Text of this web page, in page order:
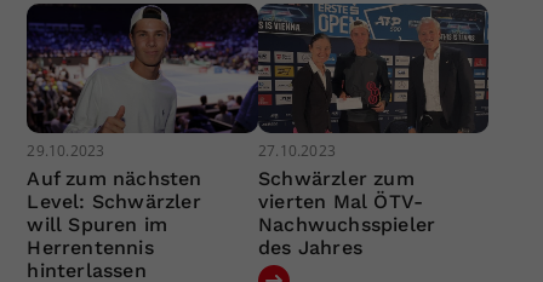
29.10.2023
Auf zum nächsten
Level: Schwärzler
will Spuren im
Herrentennis
hinterlassen
27.10.2023
Schwärzler zum
vierten Mal ÖTV-
Nachwuchsspieler
des Jahres